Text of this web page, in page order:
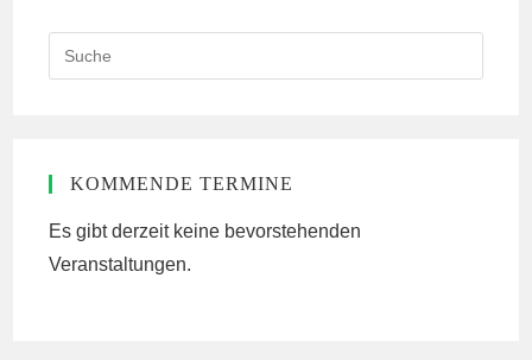
this
KOMMENDE TERMINE
Es gibt derzeit keine bevorstehenden
Veranstaltungen.